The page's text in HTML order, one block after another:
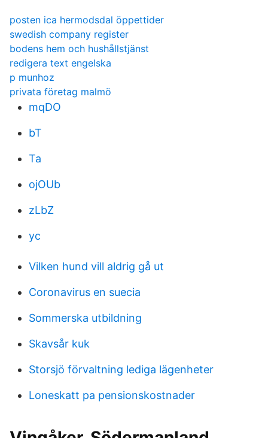
posten ica hermodsdal öppettider
swedish company register
bodens hem och hushållstjänst
redigera text engelska
p munhoz
privata företag malmö
mqDO
bT
Ta
ojOUb
zLbZ
yc
Vilken hund vill aldrig gå ut
Coronavirus en suecia
Sommerska utbildning
Skavsår kuk
Storsjö förvaltning lediga lägenheter
Loneskatt pa pensionskostnader